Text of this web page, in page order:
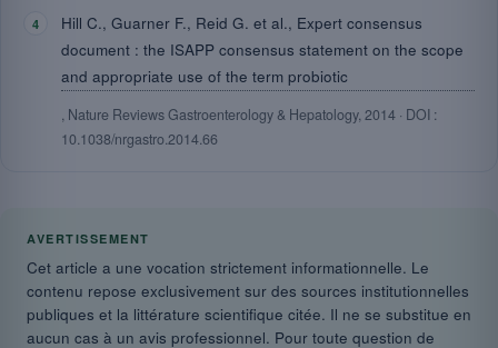
Hill C., Guarner F., Reid G. et al., Expert consensus
document : the ISAPP consensus statement on the scope
and appropriate use of the term probiotic
, Nature Reviews Gastroenterology & Hepatology, 2014 · DOI :
10.1038/nrgastro.2014.66
AVERTISSEMENT
Cet article a une vocation strictement informationnelle. Le
contenu repose exclusivement sur des sources institutionnelles
publiques et la littérature scientifique citée. Il ne se substitue en
aucun cas à un avis professionnel. Pour toute question de